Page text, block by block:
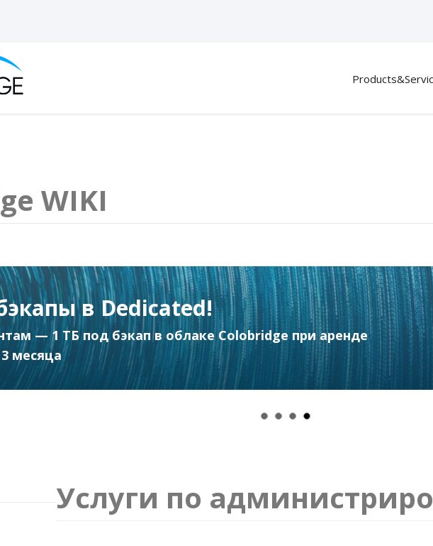
WIKI
в Dedicated!
— 1 ТБ под бэкап в облаке Colobridge при аренде
месяца
Услуги по